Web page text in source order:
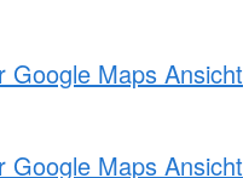
Google Maps Ansicht
Google Maps Ansicht